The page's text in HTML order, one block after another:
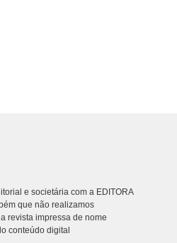
e societária com a EDITORA
que não realizamos
revista impressa de nome
conteúdo digital